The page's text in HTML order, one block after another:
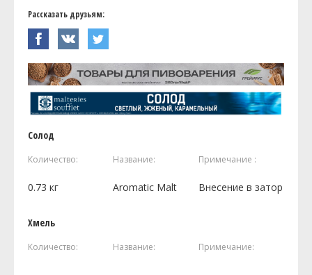
Рассказать друзьям:
Солод
Количество: Название: Примечание :
0.73 кг Aromatic Malt Внесение в затор
Хмель
Количество: Название: Примечание: